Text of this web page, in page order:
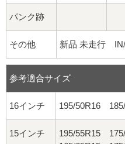
パンク跡
その他 新品 未走行
参考適合サイズ
16インチ 195/50R16
15インチ
195/55R15